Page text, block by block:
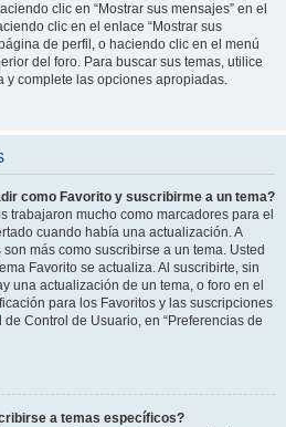
clic en “Mostrar sus mensajes” en el
clic en el enlace “Mostrar sus
de perfil, o haciendo clic en el menú
del foro. Para buscar sus temas, utilice
y complete las opciones apropiadas.
como Favorito y suscribirme a un tema?
trabajaron mucho como marcadores para el
cuando había una actualización. A
más como suscribirse a un tema. Usted
Favorito se actualiza. Al suscribirte, sin
una actualización de un tema, o foro en el
para los Favoritos y las suscripciones
Control de Usuario, en “Preferencias de
a temas específicos?